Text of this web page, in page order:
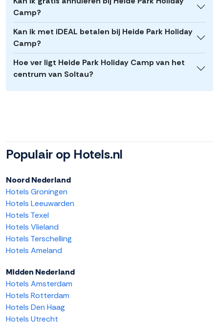
Camp?
Kan ik met iDEAL betalen bij Heide Park Holiday
Camp?
Hoe ver ligt Heide Park Holiday Camp van het
centrum van Soltau?
Populair op Hotels.nl
Noord Nederland
Hotels Groningen
Hotels Leeuwarden
Hotels Texel
Hotels Vlieland
Hotels Terschelling
Hotels Ameland
Midden Nederland
Hotels Amsterdam
Hotels Rotterdam
Hotels Den Haag
Hotels Utrecht